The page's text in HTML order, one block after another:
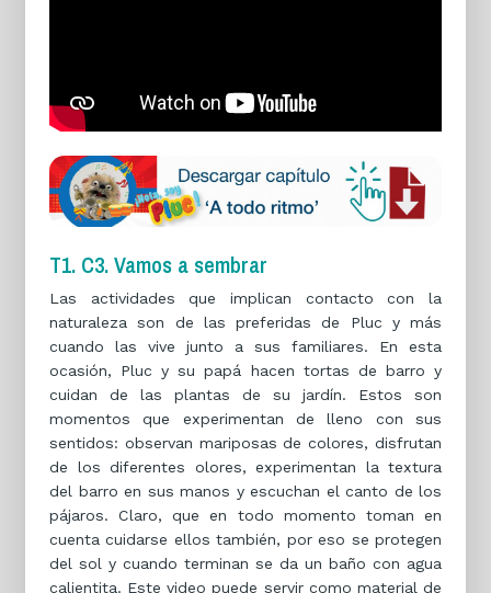
T1. C3. Vamos a sembrar
Las actividades que implican contacto con la
naturaleza son de las preferidas de Pluc y más
cuando las vive junto a sus familiares. En esta
ocasión, Pluc y su papá hacen tortas de barro y
cuidan de las plantas de su jardín. Estos son
momentos que experimentan de lleno con sus
sentidos: observan mariposas de colores, disfrutan
de los diferentes olores, experimentan la textura
del barro en sus manos y escuchan el canto de los
pájaros. Claro, que en todo momento toman en
cuenta cuidarse ellos también, por eso se protegen
del sol y cuando terminan se da un baño con agua
calientita. Este video puede servir como material de